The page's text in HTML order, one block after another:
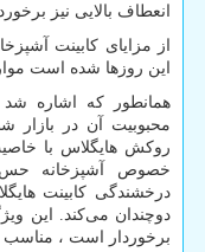
انعطاف بالایی نیز
از مزایای کابینت
این روزها شده است
همانطور که اشاره
محبوبیت آن در
روکش هایگلاس با
خصوص آشپزخانه حس
درخشندگی کابینت
دوچندان میکند. این
برخوردار است ، مناسب